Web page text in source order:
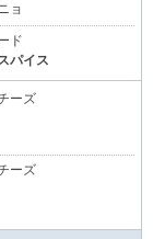
ョ
ド
パイス
ーズ
ーズ